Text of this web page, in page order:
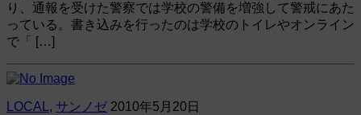
り、通報を受けた警察では学校の警備を増強して警戒にあた
っている。書き込みを行ったのは学校のトイレやオンライン
で「 […]
LOCAL, サンノゼ 2010年5月20日